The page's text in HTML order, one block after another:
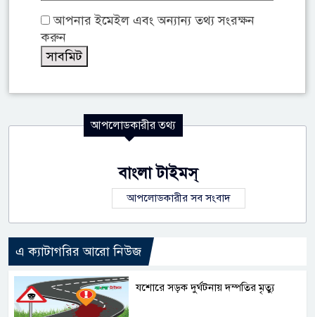
আপনার ইমেইল এবং অন্যান্য তথ্য সংরক্ষন
করুন
আপলোডকারীর তথ্য
বাংলা টাইমস্
আপলোডকারীর সব সংবাদ
এ ক্যাটাগরির আরো নিউজ
যশোরে সড়ক দুর্ঘটনায় দম্পতির মৃত্যু